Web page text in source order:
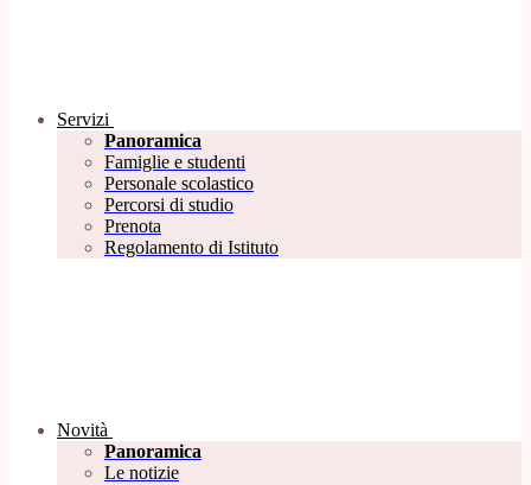
Servizi
Panoramica
Famiglie e studenti
Personale scolastico
Percorsi di studio
Prenota
Regolamento di Istituto
Novità
Panoramica
Le notizie